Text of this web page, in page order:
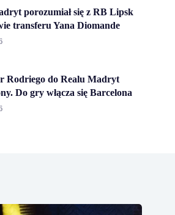
porozumiał się z RB Lipsk
transferu Yana Diomande
Rodriego do Realu Madryt
Do gry włącza się Barcelona